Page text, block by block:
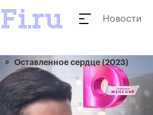
Новости
Оставленное сердце (2023)